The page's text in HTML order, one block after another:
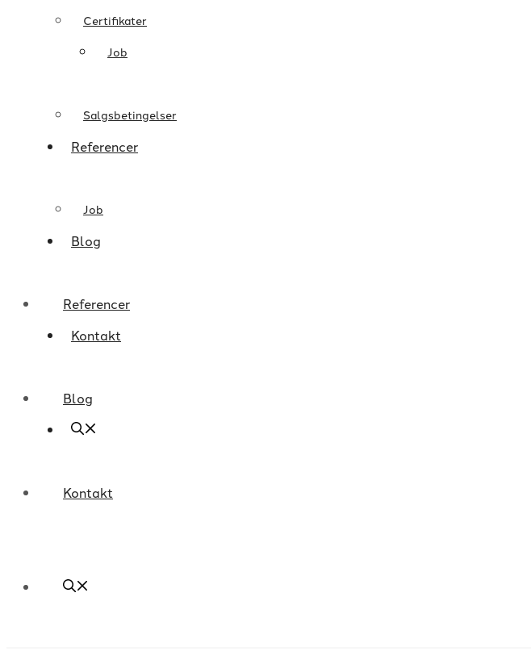
Job
Referencer
Blog
Kontakt
Certifikater
Salgsbetingelser
Job
Referencer
Blog
Kontakt